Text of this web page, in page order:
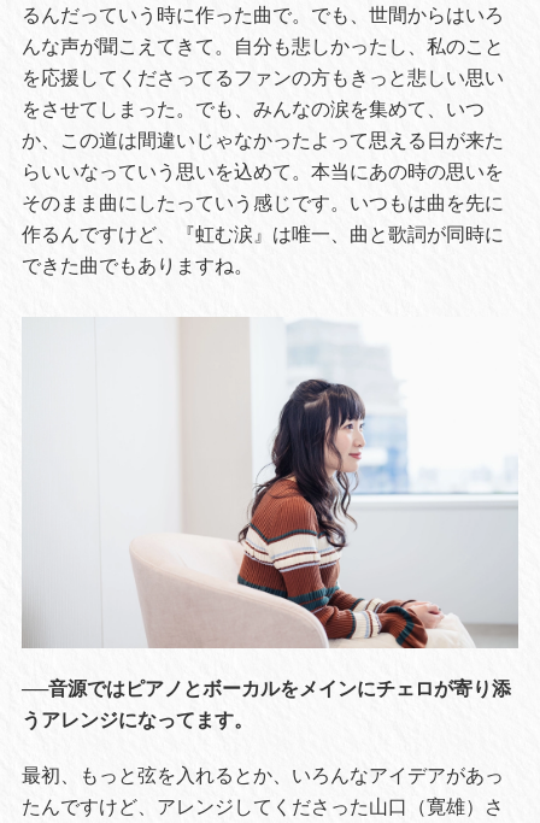
るんだっていう時に作った曲で。でも、世間からはいろ
んな声が聞こえてきて。自分も悲しかったし、私のこと
を応援してくださってるファンの方もきっと悲しい思い
をさせてしまった。でも、みんなの涙を集めて、いつ
か、この道は間違いじゃなかったよって思える日が来た
らいいなっていう思いを込めて。本当にあの時の思いを
そのまま曲にしたっていう感じです。いつもは曲を先に
作るんですけど、『虹む涙』は唯一、曲と歌詞が同時に
できた曲でもありますね。
──音源ではピアノとボーカルをメインにチェロが寄り添
うアレンジになってます。
最初、もっと弦を入れるとか、いろんなアイデアがあっ
たんですけど、アレンジしてくださった山口（寛雄）さ